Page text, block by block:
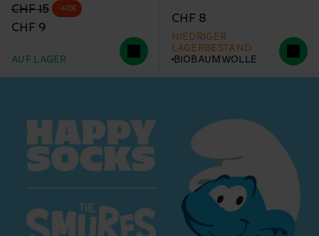
Originalpreis
CHF 15
Reduzierter Preis
CHF 9
-40%
AUF LAGER
CHF 8
NIEDRIGER
LAGERBESTAND
BIOBAUMWOLLE